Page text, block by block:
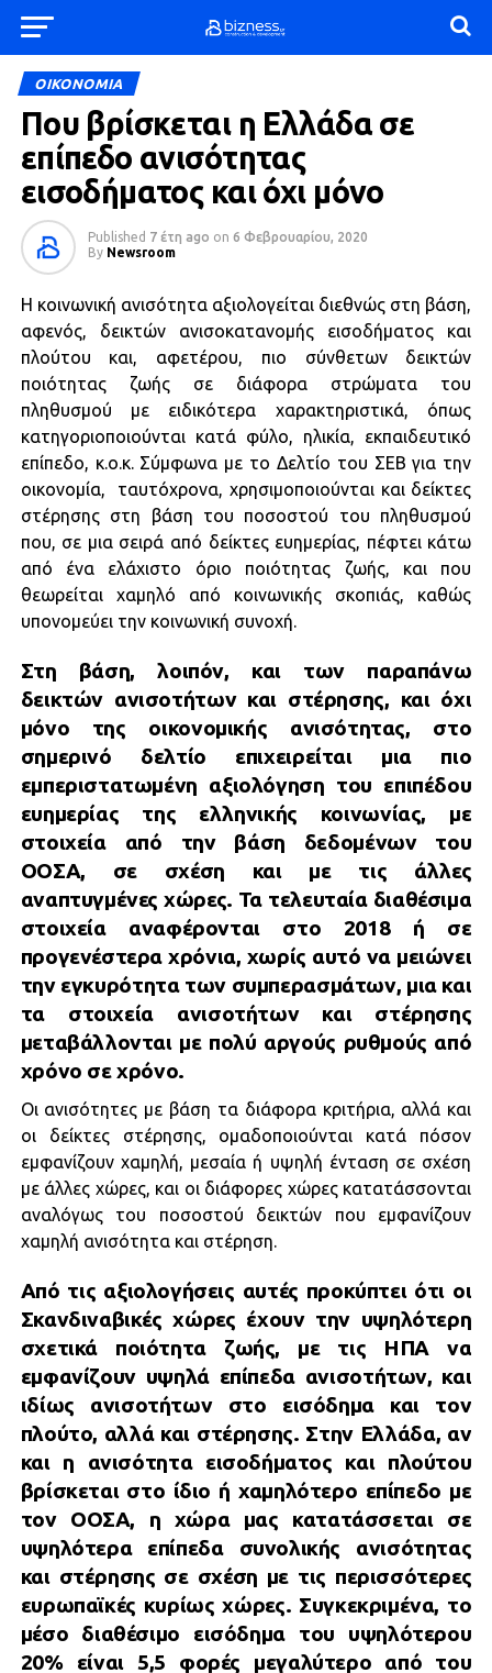
ΟΙΚΟΝΟΜΙΑ
Που βρίσκεται η Ελλάδα σε
επίπεδο ανισότητας
εισοδήματος και όχι μόνο
Published 7 έτη ago on 6 Φεβρουαρίου, 2020
By Newsroom
Η κοινωνική ανισότητα αξιολογείται διεθνώς στη βάση,
αφενός, δεικτών ανισοκατανομής εισοδήματος και
πλούτου και, αφετέρου, πιο σύνθετων δεικτών
ποιότητας ζωής σε διάφορα στρώματα του
πληθυσμού με ειδικότερα χαρακτηριστικά, όπως
κατηγοριοποιούνται κατά φύλο, ηλικία, εκπαιδευτικό
επίπεδο, κ.ο.κ. Σύμφωνα με το Δελτίο του ΣΕΒ για την
οικονομία, ταυτόχρονα, χρησιμοποιούνται και δείκτες
στέρησης στη βάση του ποσοστού του πληθυσμού
που, σε μια σειρά από δείκτες ευημερίας, πέφτει κάτω
από ένα ελάχιστο όριο ποιότητας ζωής, και που
θεωρείται χαμηλό από κοινωνικής σκοπιάς, καθώς
υπονομεύει την κοινωνική συνοχή.
Στη βάση, λοιπόν, και των παραπάνω
δεικτών ανισοτήτων και στέρησης, και όχι
μόνο της οικονομικής ανισότητας, στο
σημερινό δελτίο επιχειρείται μια πιο
εμπεριστατωμένη αξιολόγηση του επιπέδου
ευημερίας της ελληνικής κοινωνίας, με
στοιχεία από την βάση δεδομένων του
ΟΟΣΑ, σε σχέση και με τις άλλες
αναπτυγμένες χώρες. Τα τελευταία διαθέσιμα
στοιχεία αναφέρονται στο 2018 ή σε
προγενέστερα χρόνια, χωρίς αυτό να μειώνει
την εγκυρότητα των συμπερασμάτων, μια και
τα στοιχεία ανισοτήτων και στέρησης
μεταβάλλονται με πολύ αργούς ρυθμούς από
χρόνο σε χρόνο.
Οι ανισότητες με βάση τα διάφορα κριτήρια, αλλά και
οι δείκτες στέρησης, ομαδοποιούνται κατά πόσον
εμφανίζουν χαμηλή, μεσαία ή υψηλή ένταση σε σχέση
με άλλες χώρες, και οι διάφορες χώρες κατατάσσονται
αναλόγως του ποσοστού δεικτών που εμφανίζουν
χαμηλή ανισότητα και στέρηση.
Από τις αξιολογήσεις αυτές προκύπτει ότι οι
Σκανδιναβικές χώρες έχουν την υψηλότερη
σχετικά ποιότητα ζωής, με τις ΗΠΑ να
εμφανίζουν υψηλά επίπεδα ανισοτήτων, και
ιδίως ανισοτήτων στο εισόδημα και τον
πλούτο, αλλά και στέρησης. Στην Ελλάδα, αν
και η ανισότητα εισοδήματος και πλούτου
βρίσκεται στο ίδιο ή χαμηλότερο επίπεδο με
τον ΟΟΣΑ, η χώρα μας κατατάσσεται σε
υψηλότερα επίπεδα συνολικής ανισότητας
και στέρησης σε σχέση με τις περισσότερες
ευρωπαϊκές κυρίως χώρες. Συγκεκριμένα, το
μέσο διαθέσιμο εισόδημα του υψηλότερου
20% είναι 5,5 φορές μεγαλύτερο από του